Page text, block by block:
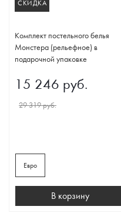
СКИДКА
Комплект постельного белья
Монстера (рельефное) в
подарочной упаковке
15 246 руб.
29 319 руб.
Евро
В корзину